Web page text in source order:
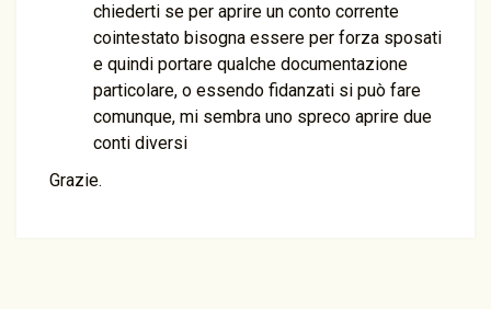
chiederti se per aprire un conto corrente
cointestato bisogna essere per forza sposati
e quindi portare qualche documentazione
particolare, o essendo fidanzati si può fare
comunque, mi sembra uno spreco aprire due
conti diversi
Grazie.